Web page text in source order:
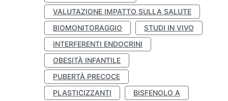
VALUTAZIONE IMPATTO SULLA SALUTE
BIOMONITORAGGIO
STUDI IN VIVO
INTERFERENTI ENDOCRINI
OBESITÀ INFANTILE
PUBERTÀ PRECOCE
PLASTICIZZANTI
BISFENOLO A